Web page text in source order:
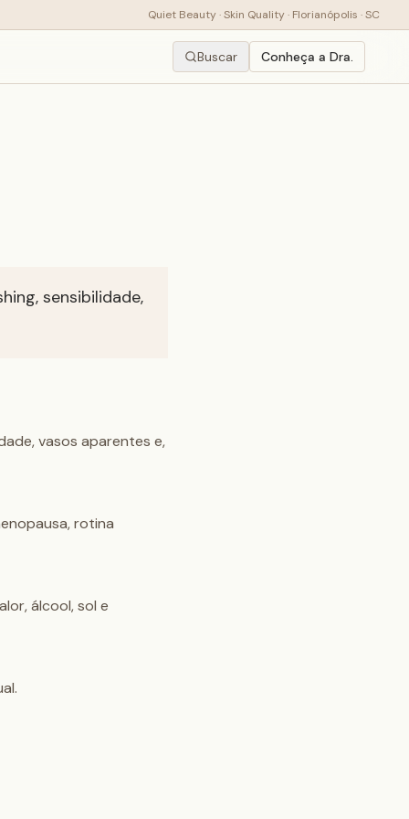
Quiet Beauty · Skin Quality · Florianópolis · SC
Buscar Conheça a Dra.
sensibilidade,
vasos aparentes e,
rotina
álcool, sol e